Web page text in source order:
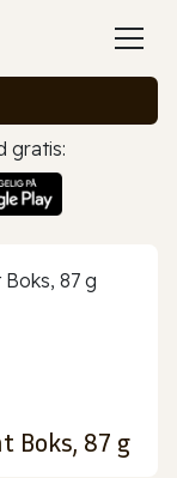
gratis:
Boks, 87 g